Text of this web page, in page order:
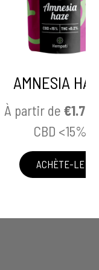
AMNESIA
À partir de €1.75
CBD <15%
ACHÈTE-LE